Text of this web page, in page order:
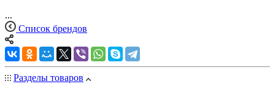
...
Список брендов
Разделы товаров